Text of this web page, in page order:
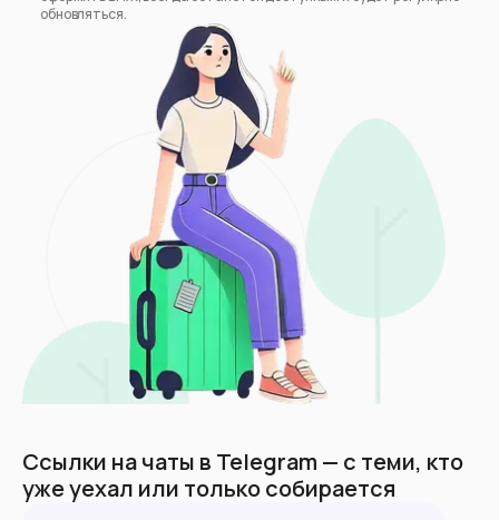
обновляться.
Ссылки на чаты в Telegram — с теми, кто
уже уехал или только собирается